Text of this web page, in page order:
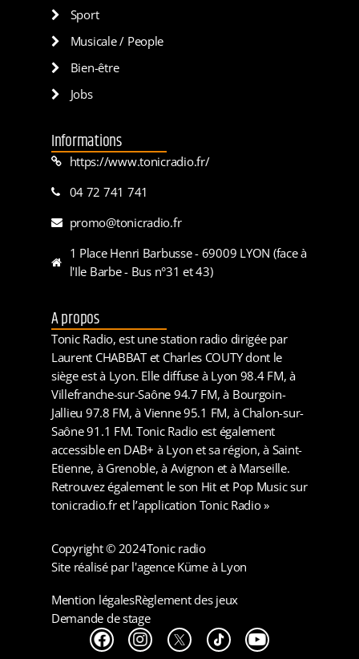
Sport
Musicale / People
Bien-être
Jobs
Informations
https://www.tonicradio.fr/
04 72 741 741
promo@tonicradio.fr
1 Place Henri Barbusse - 69009 LYON (face à
l'Ile Barbe - Bus n°31 et 43)
A propos
Tonic Radio, est une station radio dirigée par
Laurent CHABBAT et Charles COUTY dont le
siège est à Lyon. Elle diffuse à Lyon 98.4 FM, à
Villefranche-sur-Saône 94.7 FM, à Bourgoin-
Jallieu 97.8 FM, à Vienne 95.1 FM, à Chalon-sur-
Saône 91.1 FM. Tonic Radio est également
accessible en DAB+ à Lyon et sa région, à Saint-
Etienne, à Grenoble, à Avignon et à Marseille.
Retrouvez également le son Hit et Pop Music sur
tonicradio.fr et l’application Tonic Radio »
Copyright © 2024Tonic radio
Site réalisé par l'agence Küme à Lyon
Mention légalesRèglement des jeux
Demande de stage